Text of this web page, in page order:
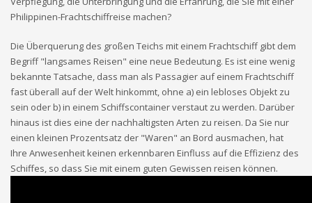
Philippinen-Frachtschiffreise machen?
Die Überquerung des großen Teichs mit einem Frachtschiff gibt dem
Begriff "langsames Reisen" eine neue Bedeutung. Es ist eine wenig
bekannte Tatsache, dass man als Passagier auf einem Frachtschiff
fast überall auf der Welt hinkommt, ohne a) ein lebloses Objekt zu
sein oder b) in einem Schiffscontainer verstaut zu werden. Darüber
hinaus ist dies eine der nachhaltigsten Arten zu reisen. Da Sie nur
einen kleinen Prozentsatz der "Waren" an Bord ausmachen, hat
Ihre Anwesenheit keinen erkennbaren Einfluss auf die Effizienz des
Schiffes, so dass Sie mit einem guten Gewissen reisen können.